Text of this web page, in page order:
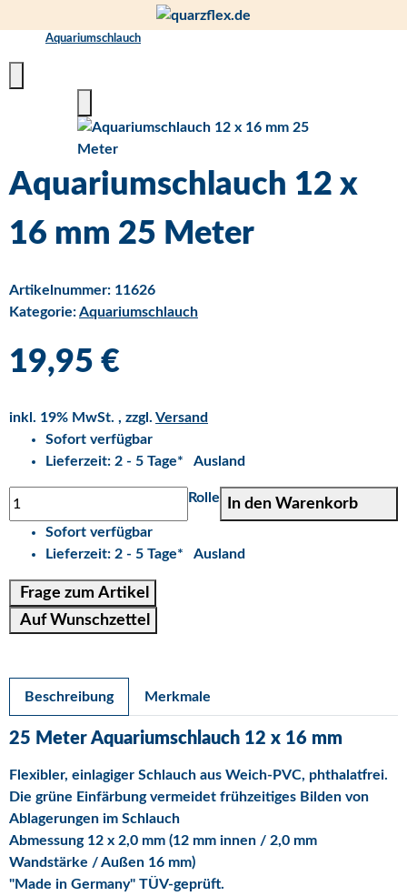
Aquariumschlauch
Aquariumschlauch 12 x
16 mm 25 Meter
Artikelnummer: 11626
Kategorie:Aquariumschlauch
19,95 €
inkl. 19% MwSt. , zzgl. Versand
Sofort verfügbar
Lieferzeit: 2 - 5 Tage* Ausland
Rolle In den Warenkorb
Sofort verfügbar
Lieferzeit: 2 - 5 Tage* Ausland
Frage zum Artikel
Auf Wunschzettel
Beschreibung Merkmale
25 Meter Aquariumschlauch 12 x 16 mm
Flexibler, einlagiger Schlauch aus Weich-PVC, phthalatfrei.
Die grüne Einfärbung vermeidet frühzeitiges Bilden von
Ablagerungen im Schlauch
Abmessung 12 x 2,0 mm (12 mm innen / 2,0 mm
Wandstärke / Außen 16 mm)
"Made in Germany" TÜV-geprüft.